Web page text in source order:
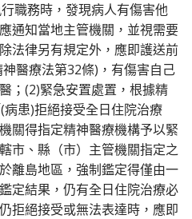
職務時，發現病人有傷害他
通知當地主管機關，並視需要
法律另有規定外，應即護送前
醫療法第32條)，有傷害自己
；(2)緊急安置處置，根據精
患)拒絕接受全日住院治療
關得指定精神醫療機構予以緊
市、縣（市）主管機關指定之
離島地區，強制鑑定得僅由一
定結果，仍有全日住院治療必
拒絕接受或無法表達時，應即